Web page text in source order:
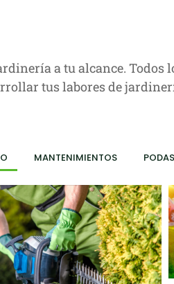
a tu alcance. Todos
tus labores de
MANTENIMIENTOS PODAS